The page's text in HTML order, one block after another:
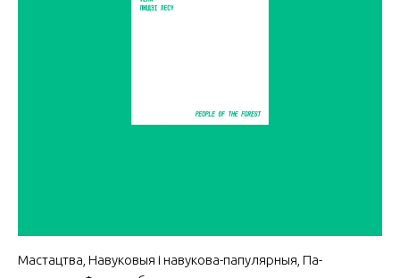
Мастацтва Навуковыя і навукова-папулярныя Па-